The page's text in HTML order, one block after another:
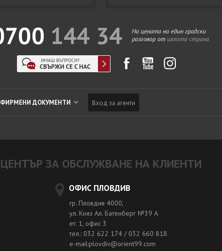
ФИРМЕНИ ДОКУМЕНТИ Вход за агенти
ЦЕНТЪР ЗА ОБСЛУЖВАНЕ НА КЛИЕНТИ
ОФИС ПЛОВДИВ
гр. Пловдив 4000,
ул. Княз Ал. Батенберг №39 A
ет. 1, офис 3
тел.: 032 622 174 / 032 660 818
e-mail:plovdiv@orient99.com